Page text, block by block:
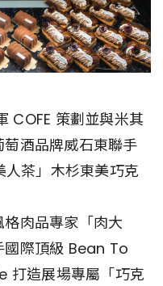
COFE 策劃並與米其
酒品牌威石東聯手
茶」木杉東美巧克
肉品專家「肉大
國際頂級 Bean To
造展場專屬「巧克